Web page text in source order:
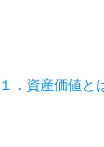
１．資産価値と